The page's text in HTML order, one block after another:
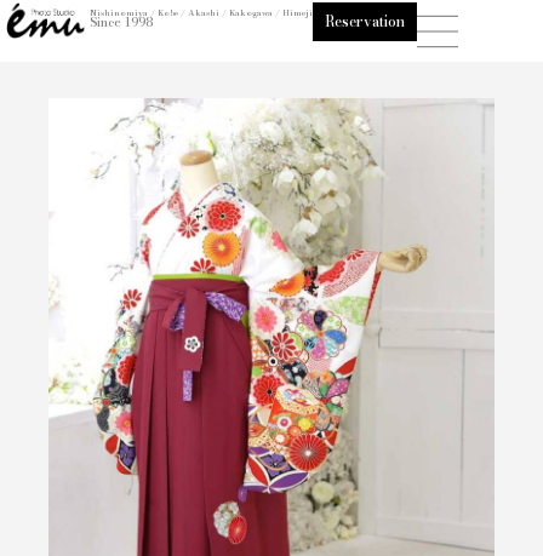
内
容
Nishinomiya / Kobe / Akashi / Kakogawa / Himeji
Since 1998 Reservation